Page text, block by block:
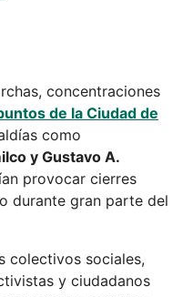
concentraciones
de la Ciudad de
como
y Gustavo A.
provocar cierres
durante gran parte del
colectivos sociales,
y ciudadanos